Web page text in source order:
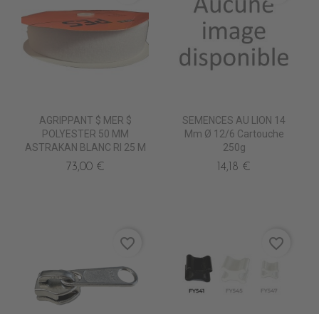
AGRIPPANT $ MER $
POLYESTER 50 MM
ASTRAKAN BLANC Rl 25 M
73,00 €
SEMENCES AU LION 14
Mm Ø 12/6 Cartouche
250g
14,18 €
favorite_border favorite_border